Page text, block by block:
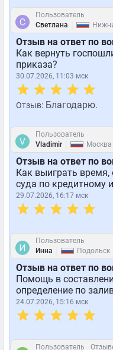
Пользователь
Светлана
Отзыв на ответ по
Как вернуть
приказа?
30.07.2026, 11:03 мск
Отзыв: Благодарю.
Пользователь
Vladimir
Москва
Отзыв на ответ по
Как выиграть
суда по кредитному
29.07.2026, 16:17 мск
Пользователь
Инна
Подольск
Отзыв на ответ по
Помощь в
определение по
24.07.2026, 15:16 мск
Пользователь